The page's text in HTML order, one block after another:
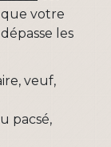
que votre
dépasse les
veuf,
pacsé,